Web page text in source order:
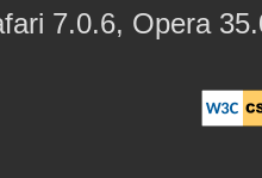
7.0.6, Opera